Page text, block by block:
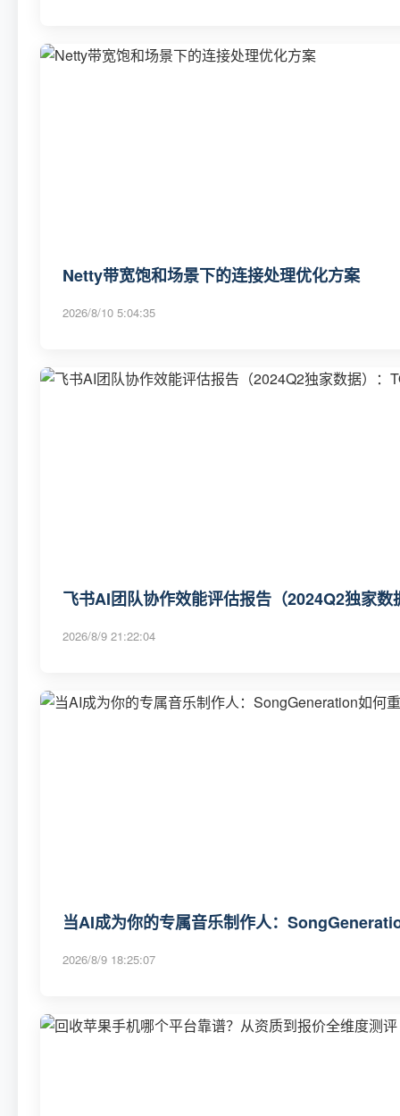
Netty带宽饱和场景下的连接处理优化方案
2026/8/10 5:04:35
飞书AI团队协作效能评估报告（2024Q2独家
2026/8/9 21:22:04
当AI成为你的专属音乐制作人：
2026/8/9 18:25:07